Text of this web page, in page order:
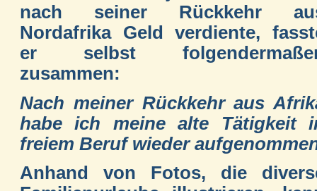
nach seiner Rückkehr
Nordafrika Geld verdiente,
er selbst
zusammen:
Nach meiner Rückkehr aus
habe ich meine alte Tätigkeit
freiem Beruf wieder
Anhand von Fotos, die